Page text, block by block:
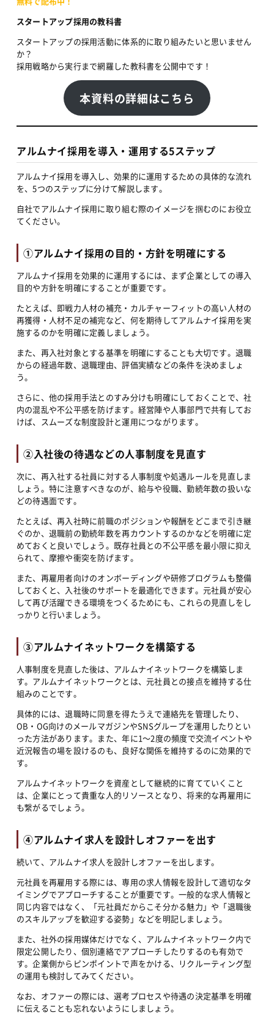
スタートアップ採用の教科書
スタートアップの採用活動に体系的に取り組みたいと思いません
か？
採用戦略から実行まで網羅した教科書を公開中です！
本資料の詳細はこちら
アルムナイ採用を導入・運用する5ステップ
アルムナイ採用を導入し、効果的に運用するための具体的な流れ
を、5つのステップに分けて解説します。
自社でアルムナイ採用に取り組む際のイメージを掴むのにお役立
てください。
①アルムナイ採用の目的・方針を明確にする
アルムナイ採用を効果的に運用するには、まず企業としての導入
目的や方針を明確にすることが重要です。
たとえば、即戦力人材の補充・カルチャーフィットの高い人材の
再獲得・人材不足の補完など、何を期待してアルムナイ採用を実
施するのかを明確に定義しましょう。
また、再入社対象とする基準を明確にすることも大切です。退職
からの経過年数、退職理由、評価実績などの条件を決めましょ
う。
さらに、他の採用手法とのすみ分けも明確にしておくことで、社
内の混乱や不公平感を防げます。経営陣や人事部門で共有してお
けば、スムーズな制度設計と運用につながります。
②入社後の待遇などの人事制度を見直す
次に、再入社する社員に対する人事制度や処遇ルールを見直しま
しょう。特に注意すべきなのが、給与や役職、勤続年数の扱いな
どの待遇面です。
たとえば、再入社時に前職のポジションや報酬をどこまで引き継
ぐのか、退職前の勤続年数を再カウントするのかなどを明確に定
めておくと良いでしょう。既存社員との不公平感を最小限に抑え
られて、摩擦や衝突を防げます。
また、再雇用者向けのオンボーディングや研修プログラムも整備
しておくと、入社後のサポートを最適化できます。元社員が安心
して再び活躍できる環境をつくるためにも、これらの見直しをし
っかりと行いましょう。
③アルムナイネットワークを構築する
人事制度を見直した後は、アルムナイネットワークを構築しま
す。アルムナイネットワークとは、元社員との接点を維持する仕
組みのことです。
具体的には、退職時に同意を得たうえで連絡先を管理したり、
OB・OG向けのメールマガジンやSNSグループを運用したりとい
った方法があります。また、年に1〜2度の頻度で交流イベントや
近況報告の場を設けるのも、良好な関係を維持するのに効果的で
す。
アルムナイネットワークを資産として継続的に育てていくこと
は、企業にとって貴重な人的リソースとなり、将来的な再雇用に
も繋がるでしょう。
④アルムナイ求人を設計しオファーを出す
続いて、アルムナイ求人を設計しオファーを出します。
元社員を再雇用する際には、専用の求人情報を設計して適切なタ
イミングでアプローチすることが重要です。一般的な求人情報と
同じ内容ではなく、「元社員だからこそ分かる魅力」や「退職後
のスキルアップを歓迎する姿勢」などを明記しましょう。
また、社外の採用媒体だけでなく、アルムナイネットワーク内で
限定公開したり、個別連絡でアプローチしたりするのも有効で
す。企業側からピンポイントで声をかける、リクルーティング型
の運用も検討してみてください。
なお、オファーの際には、選考プロセスや待遇の決定基準を明確
に伝えることも忘れないようにしましょう。